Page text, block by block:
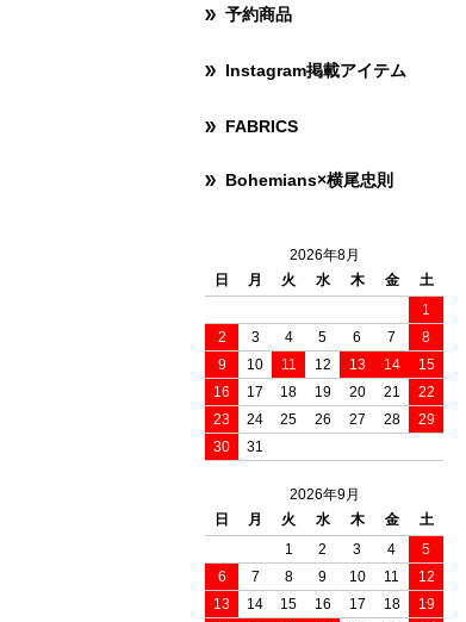
予約商品
Instagram掲載アイテム
FABRICS
Bohemians×横尾忠則
2026年8月
日
月 火 水 木 金
土
1
2
3 4 5 6 7
8
9
10 11 12 13 14
15
16
17 18 19 20 21
22
23
24 25 26 27 28
29
30
31
2026年9月
日
月 火 水 木 金
土
1
2 3 4
5
6
7 8 9 10 11
12
13
14 15 16 17 18
19